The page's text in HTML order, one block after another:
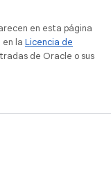
en esta página
la Licencia de
de Oracle o sus